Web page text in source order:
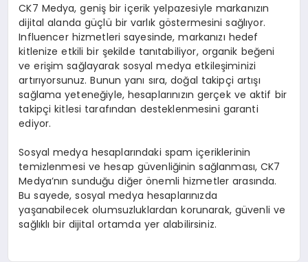
CK7 Medya, geniş bir içerik yelpazesiyle markanızın
dijital alanda güçlü bir varlık göstermesini sağlıyor.
Influencer hizmetleri sayesinde, markanızı hedef
kitlenize etkili bir şekilde tanıtabiliyor, organik beğeni
ve erişim sağlayarak sosyal medya etkileşiminizi
artırıyorsunuz. Bunun yanı sıra, doğal takipçi artışı
sağlama yeteneğiyle, hesaplarınızın gerçek ve aktif bir
takipçi kitlesi tarafından desteklenmesini garanti
ediyor.
Sosyal medya hesaplarındaki spam içeriklerinin
temizlenmesi ve hesap güvenliğinin sağlanması, CK7
Medya’nın sunduğu diğer önemli hizmetler arasında.
Bu sayede, sosyal medya hesaplarınızda
yaşanabilecek olumsuzluklardan korunarak, güvenli ve
sağlıklı bir dijital ortamda yer alabilirsiniz.